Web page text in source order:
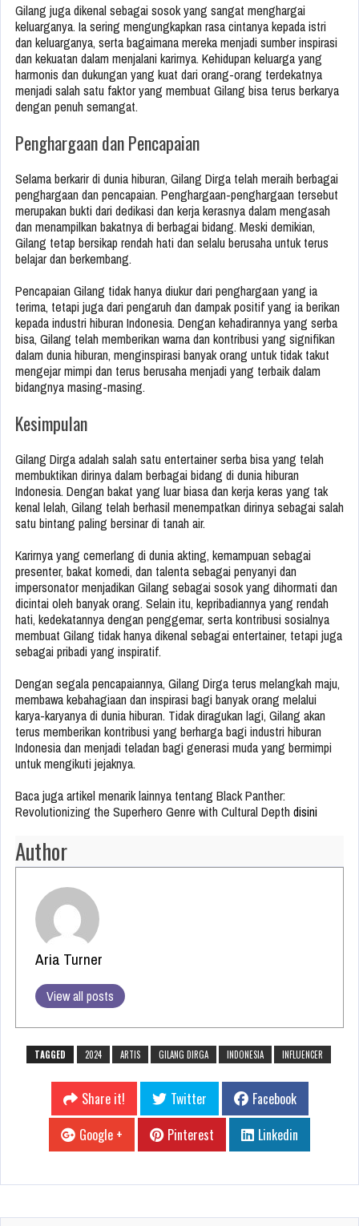
Gilang juga dikenal sebagai sosok yang sangat menghargai
keluarganya. Ia sering mengungkapkan rasa cintanya kepada istri
dan keluarganya, serta bagaimana mereka menjadi sumber inspirasi
dan kekuatan dalam menjalani karirnya. Kehidupan keluarga yang
harmonis dan dukungan yang kuat dari orang-orang terdekatnya
menjadi salah satu faktor yang membuat Gilang bisa terus berkarya
dengan penuh semangat.
Penghargaan dan Pencapaian
Selama berkarir di dunia hiburan, Gilang Dirga telah meraih berbagai
penghargaan dan pencapaian. Penghargaan-penghargaan tersebut
merupakan bukti dari dedikasi dan kerja kerasnya dalam mengasah
dan menampilkan bakatnya di berbagai bidang. Meski demikian,
Gilang tetap bersikap rendah hati dan selalu berusaha untuk terus
belajar dan berkembang.
Pencapaian Gilang tidak hanya diukur dari penghargaan yang ia
terima, tetapi juga dari pengaruh dan dampak positif yang ia berikan
kepada industri hiburan Indonesia. Dengan kehadirannya yang serba
bisa, Gilang telah memberikan warna dan kontribusi yang signifikan
dalam dunia hiburan, menginspirasi banyak orang untuk tidak takut
mengejar mimpi dan terus berusaha menjadi yang terbaik dalam
bidangnya masing-masing.
Kesimpulan
Gilang Dirga adalah salah satu entertainer serba bisa yang telah
membuktikan dirinya dalam berbagai bidang di dunia hiburan
Indonesia. Dengan bakat yang luar biasa dan kerja keras yang tak
kenal lelah, Gilang telah berhasil menempatkan dirinya sebagai salah
satu bintang paling bersinar di tanah air.
Karirnya yang cemerlang di dunia akting, kemampuan sebagai
presenter, bakat komedi, dan talenta sebagai penyanyi dan
impersonator menjadikan Gilang sebagai sosok yang dihormati dan
dicintai oleh banyak orang. Selain itu, kepribadiannya yang rendah
hati, kedekatannya dengan penggemar, serta kontribusi sosialnya
membuat Gilang tidak hanya dikenal sebagai entertainer, tetapi juga
sebagai pribadi yang inspiratif.
Dengan segala pencapaiannya, Gilang Dirga terus melangkah maju,
membawa kebahagiaan dan inspirasi bagi banyak orang melalui
karya-karyanya di dunia hiburan. Tidak diragukan lagi, Gilang akan
terus memberikan kontribusi yang berharga bagi industri hiburan
Indonesia dan menjadi teladan bagi generasi muda yang bermimpi
untuk mengikuti jejaknya.
Baca juga artikel menarik lainnya tentang Black Panther:
Revolutionizing the Superhero Genre with Cultural Depth disini
Author
Aria Turner
View all posts
TAGGED 2024 ARTIS GILANG DIRGA INDONESIA INFLUENCER
Share it! Twitter
Facebook
Google +
Pinterest Linkedin